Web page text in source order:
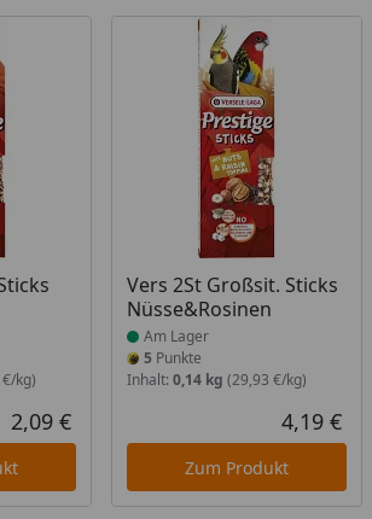
kg)
Aktueller Preis
2,09 €
Vers 2St Großsit. Sticks
Nüsse&Rosinen
Produkt am Lager
Am Lager
5 Punkte
Inhalt: 0,14 kg (29,93 €/kg)
4,19 €
Zum Produkt